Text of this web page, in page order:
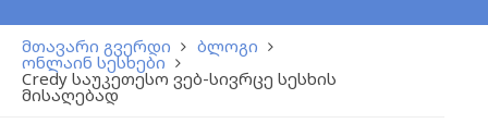
მთავარი გვერდი ბლოგი
ონლაინ სესხები
Credy საუკეთესო ვებ-სივრცე სესხის
მისაღებად